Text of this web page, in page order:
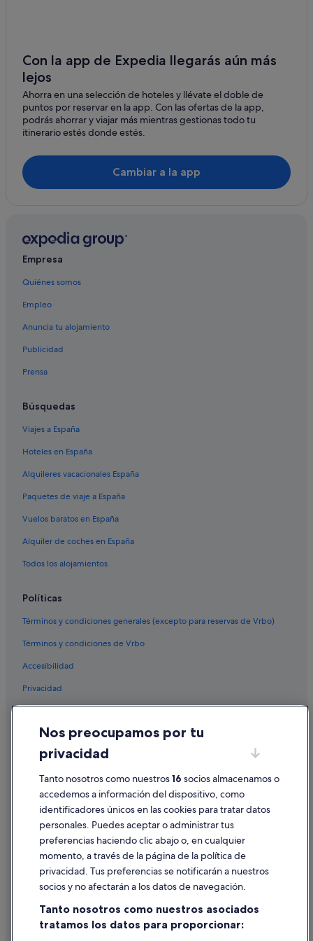
Hoteles de 3 estrellas en Portosín
Hoteles de 5 estrellas en Portosín
Casas de campo en Portosín
Boa hoteles
Hoteles para familias en Portosín
Hoteles que aceptan mascotas en Noia
Hoteles cerca de Iglesia de San Martín
Chalets en Porto do Son
Casas privadas de vacaciones en Portosín
Albergues en O Uía
Casas rurales en Cornido
Noia hoteles
Chalets en Portosín
Hoteles en la playa en Portosín
Apartamentos en Portosín
Independent hoteles en Noia
O Uía hoteles
Casas rurales en Portosín
Casas rurales en Noia
Cabañas en O Uía
Con la app de Expedia llegarás aún más
lejos
Ahorra en una selección de hoteles y llévate el doble de
puntos por reservar en la app. Con las ofertas de la app,
podrás ahorrar y viajar más mientras gestionas todo tu
itinerario estés donde estés.
Cambiar a la app
Empresa
Quiénes somos
Empleo
Anuncia tu alojamiento
Publicidad
Prensa
Búsquedas
Viajes a España
Hoteles en España
Alquileres vacacionales España
Paquetes de viaje a España
Vuelos baratos en España
Alquiler de coches en España
Todos los alojamientos
Políticas
Términos y condiciones generales (excepto para reservas de Vrbo)
Términos y condiciones de Vrbo
Accesibilidad
Privacidad
Condiciones de uso
Información legal/contacto
Pautas sobre el contenido y cómo denunciar contenido
Ayuda
Cancelar un vuelo
Cancelar una reserva de hotel o de un alquiler vacacional
Utilizar un cupón de Expedia
Nos preocupamos por tu
privacidad
Tanto nosotros como nuestros16 socios almacenamos o
accedemos a información del dispositivo, como
identificadores únicos en las cookies para tratar datos
personales. Puedes aceptar o administrar tus
preferencias haciendo clic abajo o, en cualquier
momento, a través de la página de la política de
privacidad. Tus preferencias se notificarán a nuestros
socios y no afectarán a los datos de navegación.
Tanto nosotros como nuestros asociados
tratamos los datos para proporcionar: